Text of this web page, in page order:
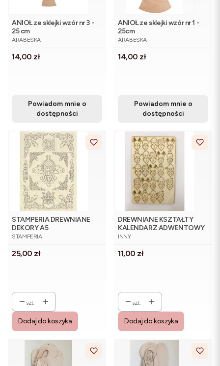
ANIOŁ ze sklejki wzór nr 3 -
25 cm
PRODUCENT
ARABESKA
Cena
14,00 zł
Powiadom mnie o
dostępności
ANIOŁ ze sklejki wzór nr 1 -
25cm
PRODUCENT
ARABESKA
Cena
14,00 zł
Powiadom mnie o
dostępności
STAMPERIA DREWNIANE
DEKORY A5
PRODUCENT
STAMPERIA
Cena
25,00 zł
szt.
Dodaj do koszyka
DREWNIANE KSZTAŁTY
KALENDARZ ADWENTOWY
PRODUCENT
INNY
Cena
11,00 zł
szt.
Dodaj do koszyka